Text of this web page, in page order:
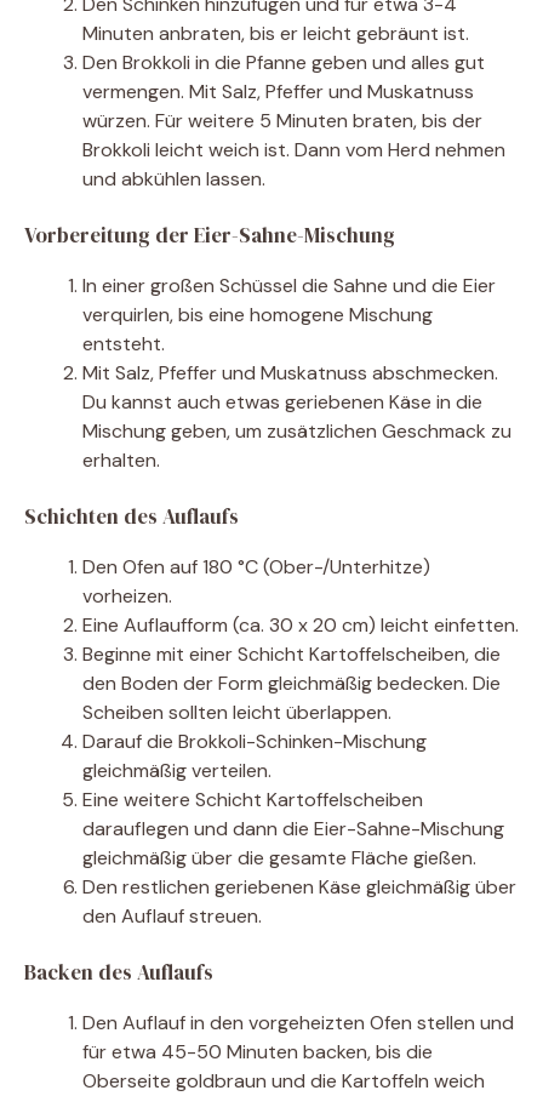
Minuten anbraten, bis er leicht gebräunt ist.
Den Brokkoli in die Pfanne geben und alles gut
vermengen. Mit Salz, Pfeffer und Muskatnuss
würzen. Für weitere 5 Minuten braten, bis der
Brokkoli leicht weich ist. Dann vom Herd nehmen
und abkühlen lassen.
Vorbereitung der Eier-Sahne-Mischung
In einer großen Schüssel die Sahne und die Eier
verquirlen, bis eine homogene Mischung
entsteht.
Mit Salz, Pfeffer und Muskatnuss abschmecken.
Du kannst auch etwas geriebenen Käse in die
Mischung geben, um zusätzlichen Geschmack zu
erhalten.
Schichten des Auflaufs
Den Ofen auf 180 °C (Ober-/Unterhitze)
vorheizen.
Eine Auflaufform (ca. 30 x 20 cm) leicht einfetten.
Beginne mit einer Schicht Kartoffelscheiben, die
den Boden der Form gleichmäßig bedecken. Die
Scheiben sollten leicht überlappen.
Darauf die Brokkoli-Schinken-Mischung
gleichmäßig verteilen.
Eine weitere Schicht Kartoffelscheiben
darauflegen und dann die Eier-Sahne-Mischung
gleichmäßig über die gesamte Fläche gießen.
Den restlichen geriebenen Käse gleichmäßig über
den Auflauf streuen.
Backen des Auflaufs
Den Auflauf in den vorgeheizten Ofen stellen und
für etwa 45-50 Minuten backen, bis die
Oberseite goldbraun und die Kartoffeln weich